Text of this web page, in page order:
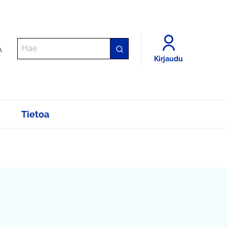
Kirjaudu
Tietoa